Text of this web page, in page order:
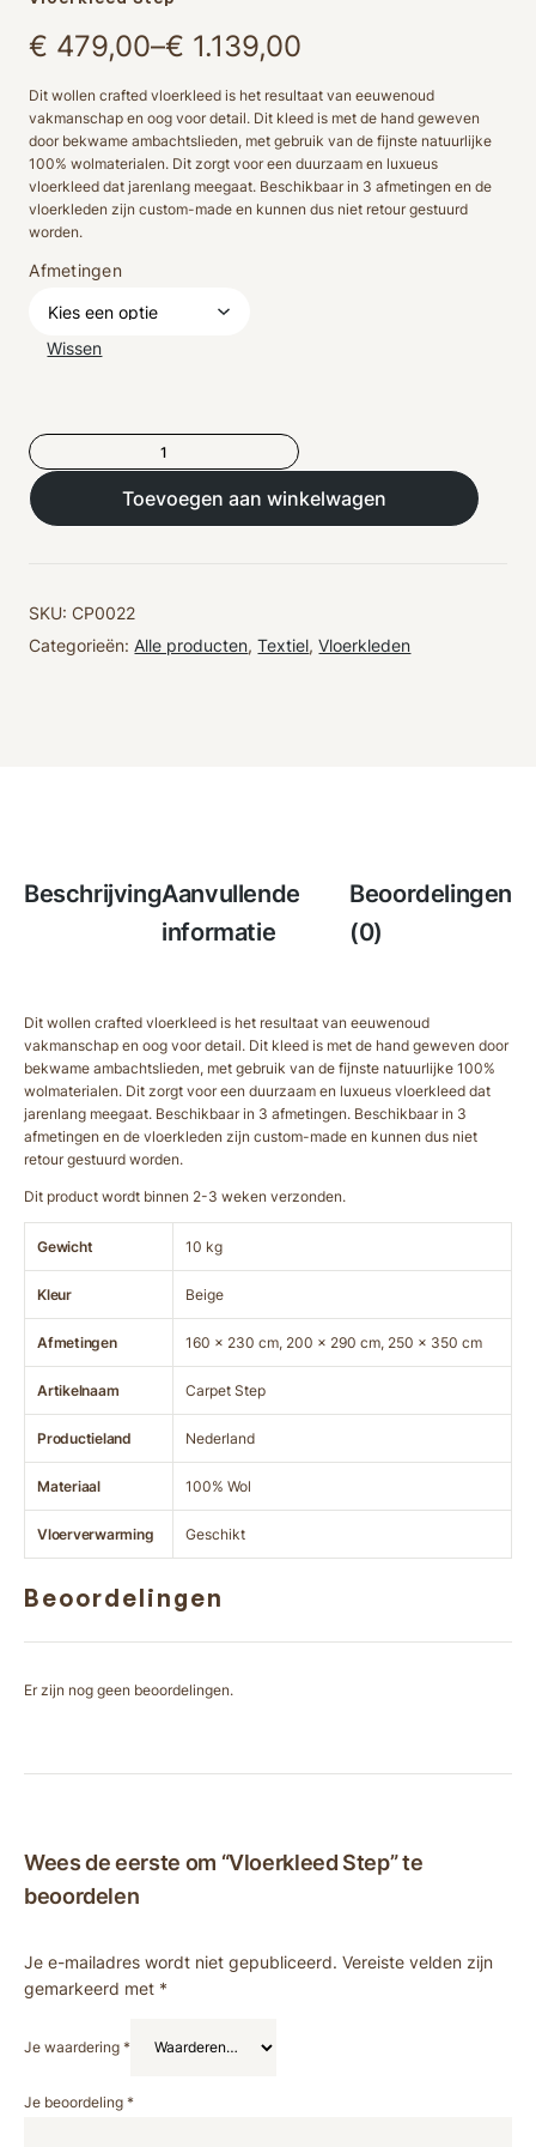
€ 479,00–€ 1.139,00
Prijsklasse:
€ 479,00
tot
€ 1.139,00
Dit wollen crafted vloerkleed is het resultaat van eeuwenoud
vakmanschap en oog voor detail. Dit kleed is met de hand geweven
door bekwame ambachtslieden, met gebruik van de fijnste natuurlijke
100% wolmaterialen. Dit zorgt voor een duurzaam en luxueus
vloerkleed dat jarenlang meegaat. Beschikbaar in 3 afmetingen en de
vloerkleden zijn custom-made en kunnen dus niet retour gestuurd
worden.
Afmetingen
Wissen
Vloerkleed
Step
aantal
Toevoegen aan winkelwagen
SKU:CP0022
Categorieën: Alle producten,Textiel,Vloerkleden
BeschrijvingAanvullende
informatie
Beoordelingen
(0)
Dit wollen crafted vloerkleed is het resultaat van eeuwenoud
vakmanschap en oog voor detail. Dit kleed is met de hand geweven door
bekwame ambachtslieden, met gebruik van de fijnste natuurlijke 100%
wolmaterialen. Dit zorgt voor een duurzaam en luxueus vloerkleed dat
jarenlang meegaat. Beschikbaar in 3 afmetingen. Beschikbaar in 3
afmetingen en de vloerkleden zijn custom-made en kunnen dus niet
retour gestuurd worden.
Dit product wordt binnen 2-3 weken verzonden.
Gewicht 10 kg
Kleur Beige
Afmetingen 160 x 230 cm, 200 x 290 cm, 250 x 350 cm
Artikelnaam Carpet Step
Productieland Nederland
Materiaal 100% Wol
Vloerverwarming Geschikt
Beoordelingen
Er zijn nog geen beoordelingen.
Wees de eerste om “Vloerkleed Step” te
beoordelen
Je e-mailadres wordt niet gepubliceerd. Vereiste velden zijn
gemarkeerd met *
Je waardering *
Je beoordeling *